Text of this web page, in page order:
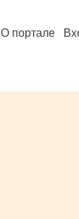
О портале